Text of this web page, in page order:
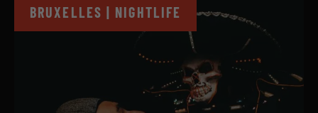
BRUXELLES | NIGHTLIFE